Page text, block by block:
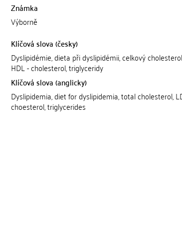
Známka
Výborně
Klíčová slova (česky)
Dyslipidémie, dieta při dyslipidémii, celkový
HDL - cholesterol, triglyceridy
Klíčová slova (anglicky)
Dyslipidemia, diet for dyslipidemia, total cholesterol,
choesterol, triglycerides